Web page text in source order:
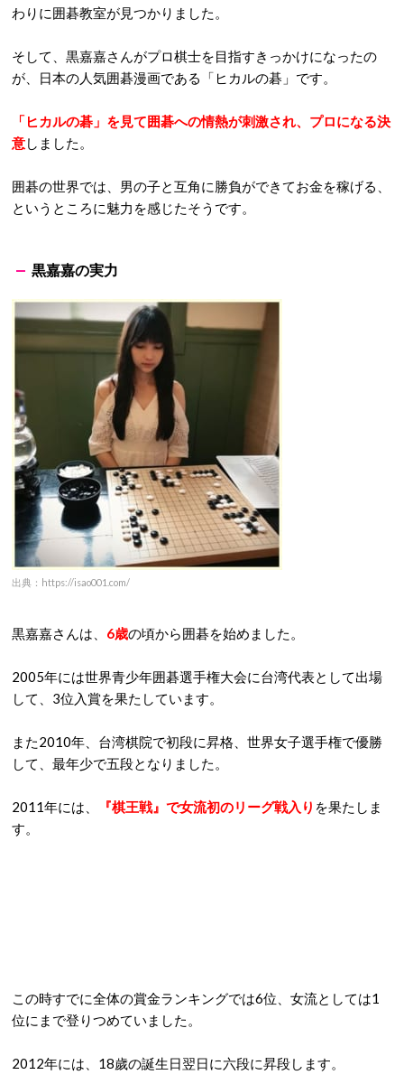
わりに囲碁教室が見つかりました。
そして、黒嘉嘉さんがプロ棋士を目指すきっかけになったの
が、日本の人気囲碁漫画である「ヒカルの碁」です。
「ヒカルの碁」を見て囲碁への情熱が刺激され、プロになる決
意しました。
囲碁の世界では、男の子と互角に勝負ができてお金を稼げる、
というところに魅力を感じたそうです。
黒嘉嘉の実力
出典：https://isao001.com/
黒嘉嘉さんは、 6歳の頃から囲碁を始めました。
2005年には世界青少年囲碁選手権大会に台湾代表として出場
して、3位入賞を果たしています。
また2010年、台湾棋院で初段に昇格、世界女子選手権で優勝
して、最年少で五段となりました。
2011年には、 『棋王戦』で女流初のリーグ戦入り を果たしま
す。
この時すでに全体の賞金ランキングでは6位、女流としては1
位にまで登りつめていました。
2012年には、18歲の誕生日翌日に六段に昇段します。